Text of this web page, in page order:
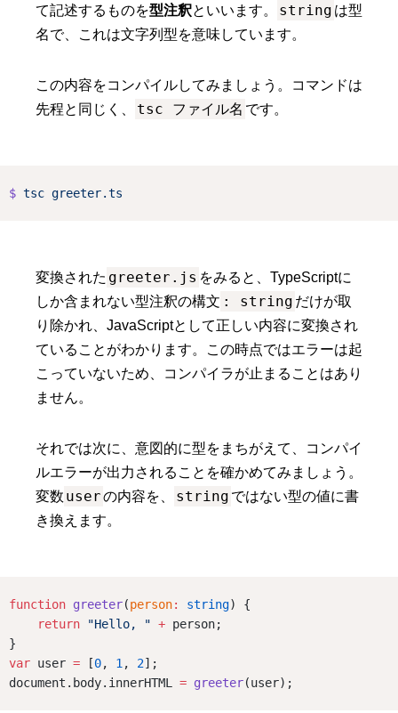
て記述するものを型注釈といいます。 string は型
名で、これは文字列型を意味しています。
この内容をコンパイルしてみましょう。コマンドは
先程と同じく、
tsc ファイル名 です。
$ tsc greeter.ts
変換された greeter.js をみると、TypeScriptに
しか含まれない型注釈の構文 : string だけが取
り除かれ、JavaScriptとして正しい内容に変換され
ていることがわかります。この時点ではエラーは起
こっていないため、コンパイラが止まることはあり
ません。
それでは次に、意図的に型をまちがえて、コンパイ
ルエラーが出力されることを確かめてみましょう。
変数 userの内容を、 string ではない型の値に書
き換えます。
function greeter(person: string) {
return
"Hello, " + person;
}
var user = [0, 1 , 2];
document.body.innerHTML = greeter(user);